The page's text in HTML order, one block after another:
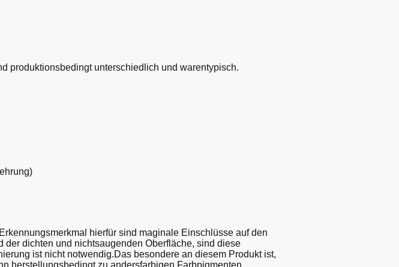
unterschiedlich und warentypisch.
hierfür sind maginale Einschlüsse auf den
der dichten und nichtsaugenden Oberfläche, sind diese
ist nicht notwendig.Das besondere an diesem Produkt ist,
herstellungsbedingt zu andersfarbigen Farbpigmenten